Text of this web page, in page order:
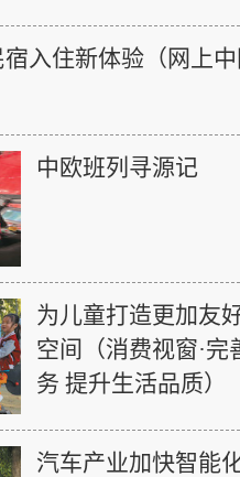
入住新体验（网上中
中欧班列寻源记
为儿童打造更加友
空间（消费视窗·完
务 提升生活品质）
汽车产业加快智能